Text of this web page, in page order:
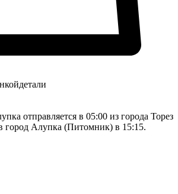
детали
отправляется в 05:00 из города Торез
Алупка (Питомник) в 15:15.